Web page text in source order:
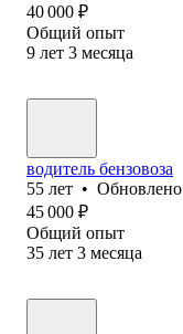
40 000 ₽
Общий опыт
9 лет 3 месяца
водитель бензовоза
55 лет • Обновлено
45 000 ₽
Общий опыт
35 лет 3 месяца